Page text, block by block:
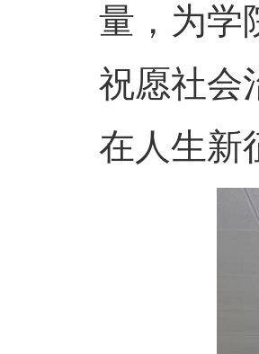
量，为学
祝愿社会
在人生新